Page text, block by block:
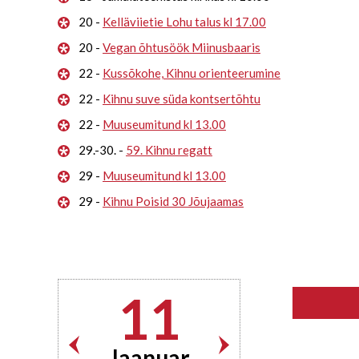
20 - Kelläviietie Lohu talus kl 17.00
20 - Vegan õhtusöök Miinusbaaris
22 - Kussõkohe, Kihnu orienteerumine
22 - Kihnu suve süda kontsertõhtu
22 - Muuseumitund kl 13.00
29.-30. - 59. Kihnu regatt
29 - Muuseumitund kl 13.00
29 - Kihnu Poisid 30 Jõujaamas
11